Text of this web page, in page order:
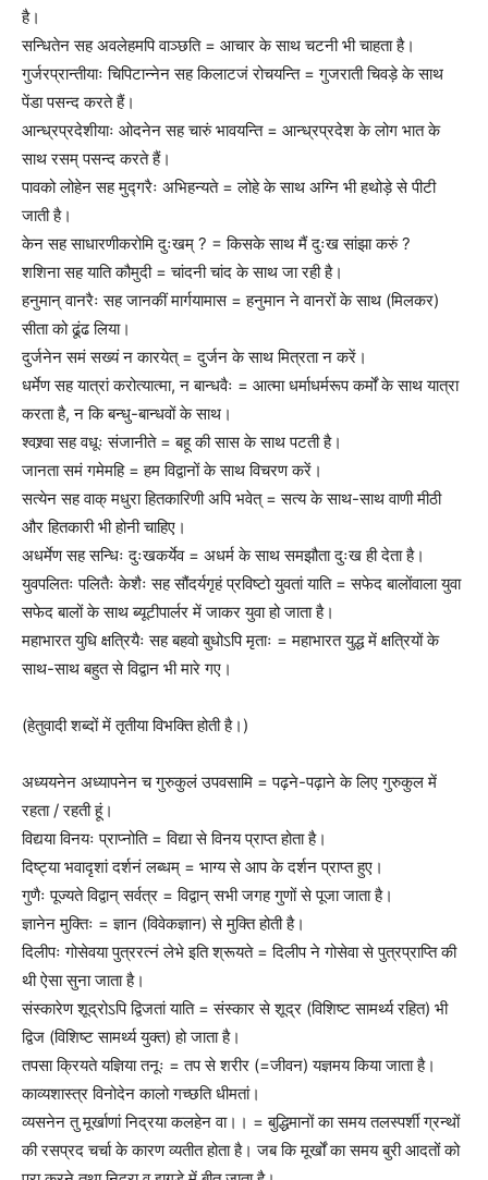
है।
सन्धितेन सह अवलेहमपि वाञ्छति = आचार के साथ चटनी भी चाहता है।
गुर्जरप्रान्तीयाः चिपिटान्नेन सह किलाटजं रोचयन्ति = गुजराती चिवड़े के साथ
पेंडा पसन्द करते हैं।
आन्ध्रप्रदेशीयाः ओदनेन सह चारुं भावयन्ति = आन्ध्रप्रदेश के लोग भात के
साथ रसम् पसन्द करते हैं।
पावको लोहेन सह मुद्गरैः अभिहन्यते = लोहे के साथ अग्नि भी हथोड़े से पीटी
जाती है।
केन सह साधारणीकरोमि दुःखम् ? = किसके साथ मैं दुःख सांझा करुं ?
शशिना सह याति कौमुदी = चांदनी चांद के साथ जा रही है।
हनुमान् वानरैः सह जानकीं मार्गयामास = हनुमान ने वानरों के साथ (मिलकर)
सीता को ढूंढ लिया।
दुर्जनेन समं सख्यं न कारयेत् = दुर्जन के साथ मित्रता न करें।
धर्मेण सह यात्रां करोत्यात्मा, न बान्धवैः = आत्मा धर्माधर्मरूप कर्मों के साथ यात्रा
करता है, न कि बन्धु-बान्धवों के साथ।
श्वश्र्वा सह वधूः संजानीते = बहू की सास के साथ पटती है।
जानता समं गमेमहि = हम विद्वानों के साथ विचरण करें।
सत्येन सह वाक् मधुरा हितकारिणी अपि भवेत् = सत्य के साथ-साथ वाणी मीठी
और हितकारी भी होनी चाहिए।
अधर्मेण सह सन्धिः दुःखकर्येव = अधर्म के साथ समझौता दुःख ही देता है।
युवपलितः पलितैः केशैः सह सौंदर्यगृहं प्रविष्टो युवतां याति = सफेद बालोंवाला युवा
सफेद बालों के साथ ब्यूटीपार्लर में जाकर युवा हो जाता है।
महाभारत युधि क्षत्रियैः सह बहवो बुधोऽपि मृताः = महाभारत युद्ध में क्षत्रियों के
साथ-साथ बहुत से विद्वान भी मारे गए।
(हेतुवादी शब्दों में तृतीया विभक्ति होती है।)
अध्ययनेन अध्यापनेन च गुरुकुलं उपवसामि = पढ़ने-पढ़ाने के लिए गुरुकुल में
रहता / रहती हूं।
विद्यया विनयः प्राप्नोति = विद्या से विनय प्राप्त होता है।
दिष्ट्या भवादृशां दर्शनं लब्धम् = भाग्य से आप के दर्शन प्राप्त हुए।
गुणैः पूज्यते विद्वान् सर्वत्र = विद्वान् सभी जगह गुणों से पूजा जाता है।
ज्ञानेन मुक्तिः = ज्ञान (विवेकज्ञान) से मुक्ति होती है।
दिलीपः गोसेवया पुत्ररत्नं लेभे इति श्रूयते = दिलीप ने गोसेवा से पुत्रप्राप्ति की
थी ऐसा सुना जाता है।
संस्कारेण शूद्रोऽपि द्विजतां याति = संस्कार से शूद्र (विशिष्ट सामर्थ्य रहित) भी
द्विज (विशिष्ट सामर्थ्य युक्त) हो जाता है।
तपसा क्रियते यज्ञिया तनूः = तप से शरीर (=जीवन) यज्ञमय किया जाता है।
काव्यशास्त्र विनोदेन कालो गच्छति धीमतां।
व्यसनेन तु मूर्खाणां निद्रया कलहेन वा।। = बुद्धिमानों का समय तलस्पर्शी ग्रन्थों
की रसप्रद चर्चा के कारण व्यतीत होता है। जब कि मूर्खों का समय बुरी आदतों को